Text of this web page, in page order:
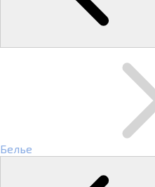
Белье